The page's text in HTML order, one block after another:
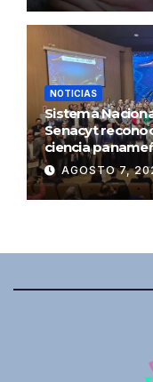
NOTICIAS
Sistema
Senacyt
ciencia
AGOSTO 7,